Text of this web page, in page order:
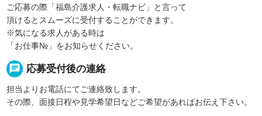
ご応募の際「福島介護求人・転職ナビ」と言って
頂けるとスムーズに受付することができます。
※気になる求人がある時は
「お仕事№」をお知らせください。
chat 応募受付後の連絡
担当よりお電話にてご連絡致します。
その際、面接日程や見学希望日などご希望があればお伝え下さい。